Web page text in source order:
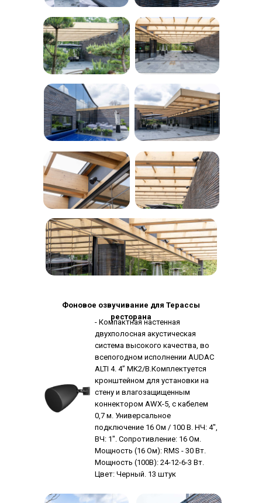
Фоновое озвучивание для Терассы
ресторана
- Компактная настенная
двухполосная акустическая
система высокого качества, во
всепогодном исполнении AUDAC
ALTI 4. 4” MK2/B.Комплектуется
кронштейном для установки на
стену и влагозащищенным
коннектором AWX-5, с кабелем
0,7 м. Универсальное
подключение 16 Ом / 100 В. НЧ: 4",
ВЧ: 1". Сопротивление: 16 Ом.
Мощность (16 Ом): RMS - 30 Вт.
Мощность (100В): 24-12-6-3 Вт.
Цвет: Черный. 13 штук